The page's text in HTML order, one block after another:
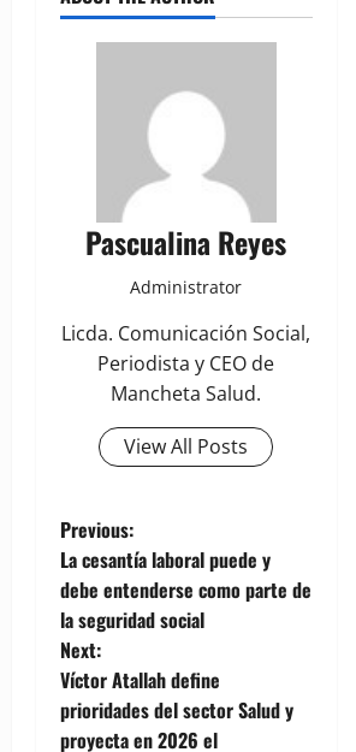
Pascualina Reyes
Administrator
Licda. Comunicación Social,
Periodista y CEO de
Mancheta Salud.
View All Posts
P
o
s
t
n
Previous:
La cesantía laboral puede y
debe entenderse como parte de
la seguridad social
Next:
Víctor Atallah define
prioridades del sector Salud y
proyecta en 2026 el